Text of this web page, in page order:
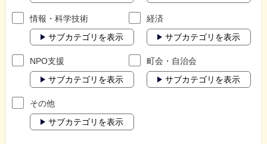
情報・科学技術
サブカテゴリを表示
経済
サブカテゴリを表示
NPO支援
サブカテゴリを表示
町会・自治会
サブカテゴリを表示
その他
サブカテゴリを表示